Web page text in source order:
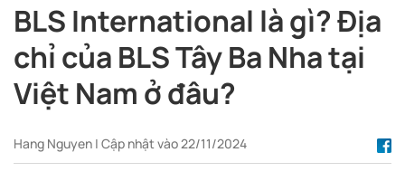
BLS International là gì? Địa
chỉ của BLS Tây Ba Nha tại
Việt Nam ở đâu?
Hang Nguyen | Cập nhật vào 22/11/2024